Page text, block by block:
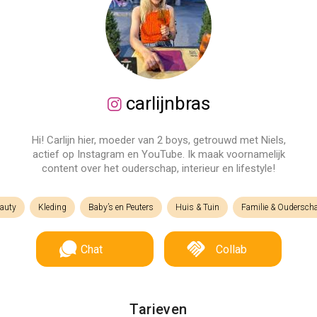
carlijnbras
Hi! Carlijn hier, moeder van 2 boys, getrouwd met Niels,
actief op Instagram en YouTube. Ik maak voornamelijk
content over het ouderschap, interieur en lifestyle!
Kleding Baby’s en Peuters Huis & Tuin Familie &
Chat Collab
Tarieven